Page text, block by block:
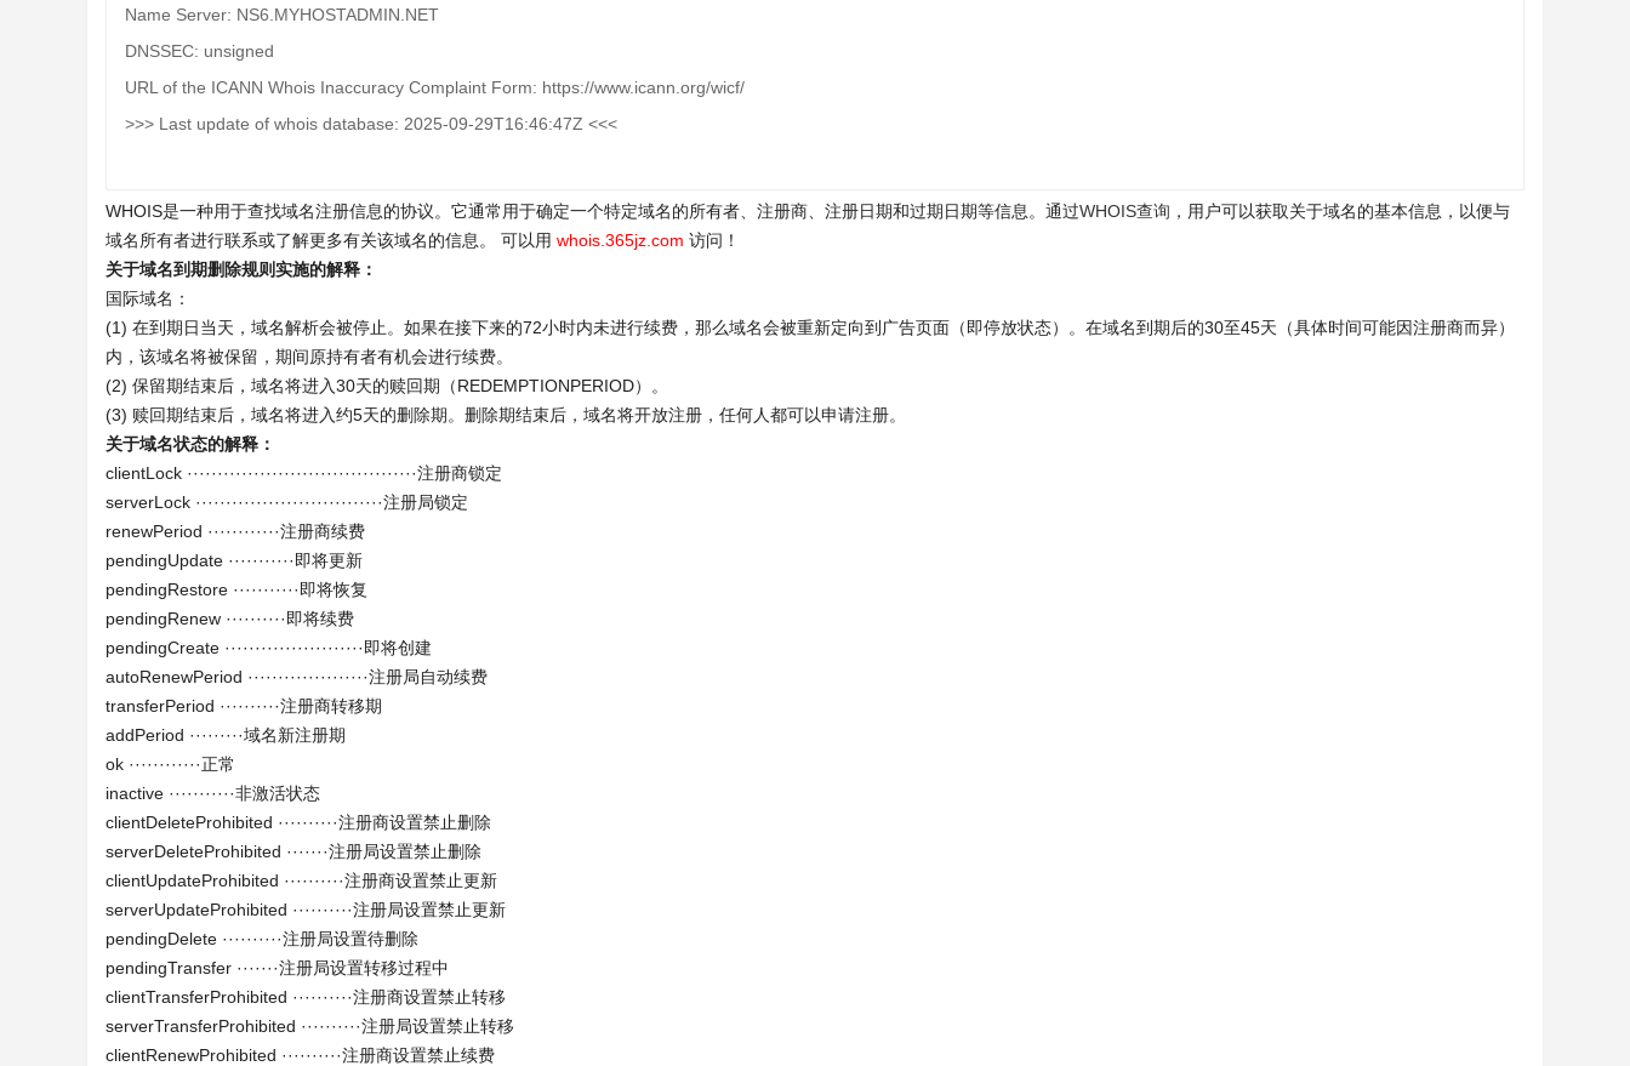
Name Server: NS6.MYHOSTADMIN.NET
DNSSEC: unsigned
URL of the ICANN Whois Inaccuracy Complaint Form: https://www.icann.org/wicf/
>>> Last update of whois database: 2025-09-29T16:46:47Z <<<
WHOIS是一种用于查找域名注册信息的协议。它通常用于确定一个特定域名的所有者、注册商、注册日期和过期日期等信息。通过WHOIS查询 ，用户可以获取关于域名的基本信息，以便与
域名所有者进行联系或了解更多有关该域名的信息。 可以用 whois.365jz.com 访问！
关于域名到期删除规则实施的解释：
国际域名：
(1) 在到期日当天，域名解析会被停止。如果在接下来的72小时内未进行续费，那么域名会被重新定向到广告页面（即停放状态）。在域名到期后的30至45天（具体时间可能因注册商而异）
内，该域名将被保留，期间原持有者有机会进行续费。
(2) 保留期结束后，域名将进入30天的赎回期（REDEMPTIONPERIOD）。
(3) 赎回期结束后，域名将进入约5天的删除期。删除期结束后，域名将开放注册，任何人都可以申请注册。
关于域名状态的解释：
clientLock ······································注册商锁定
serverLock ·······························注册局锁定
renewPeriod ············注册商续费
pendingUpdate ···········即将更新
pendingRestore ···········即将恢复
pendingRenew ··········即将续费
pendingCreate ·······················即将创建
autoRenewPeriod ····················注册局自动续费
transferPeriod ··········注册商转移期
addPeriod ·········域名新注册期
ok ············正常
inactive ···········非激活状态
clientDeleteProhibited ··········注册商设置禁止删除
serverDeleteProhibited ·······注册局设置禁止删除
clientUpdateProhibited ··········注册商设置禁止更新
serverUpdateProhibited ··········注册局设置禁止更新
pendingDelete ··········注册局设置待删除
pendingTransfer ·······注册局设置转移过程中
clientTransferProhibited ··········注册商设置禁止转移
serverTransferProhibited ··········注册局设置禁止转移
clientRenewProhibited ··········注册商设置禁止续费